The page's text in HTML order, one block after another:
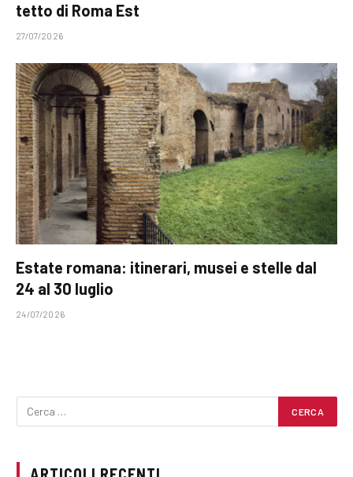
tetto di Roma Est
27/07/2026
Estate romana: itinerari, musei e stelle dal
24 al 30 luglio
24/07/2026